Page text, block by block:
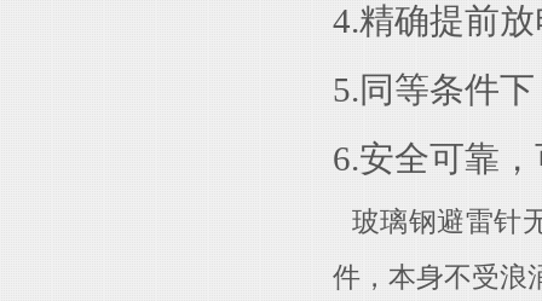
4.精确提前
5.同等条件
6.安全可靠
玻璃钢避雷针
件，本身不受浪